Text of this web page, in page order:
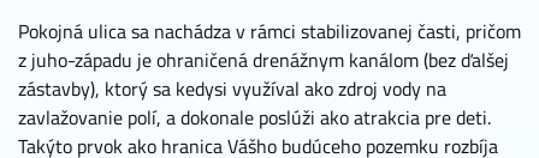
Pokojná ulica sa nachádza v rámci stabilizovanej časti, pričom
z juho-západu je ohraničená drenážnym kanálom (bez ďalšej
zástavby), ktorý sa kedysi využíval ako zdroj vody na
zavlažovanie polí, a dokonale poslúži ako atrakcia pre deti.
Takýto prvok ako hranica Vášho budúceho pozemku rozbíja